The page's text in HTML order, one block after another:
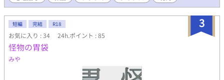
います。 もしこの先も見守りたいと思っていただけたら、とても
嬉しいです。
3
短編 完結 R18
お気に入り : 34 24h.ポイント : 85
怪物の胃袋
みや